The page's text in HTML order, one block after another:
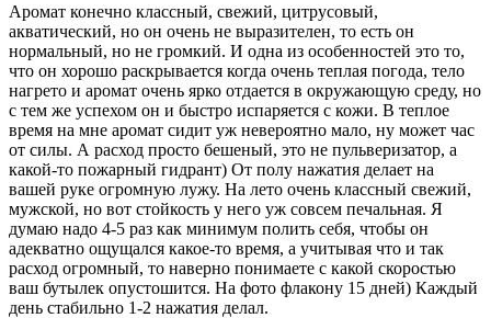
Аромат конечно классный, свежий, цитрусовый,
акватический, но он очень не выразителен, то есть он
нормальный, но не громкий. И одна из особенностей это то,
что он хорошо раскрывается когда очень теплая погода, тело
нагрето и аромат очень ярко отдается в окружающую среду, но
с тем же успехом он и быстро испаряется с кожи. В теплое
время на мне аромат сидит уж невероятно мало, ну может час
от силы. А расход просто бешеный, это не пульверизатор, а
какой-то пожарный гидрант) От полу нажатия делает на
вашей руке огромную лужу. На лето очень классный свежий,
мужской, но вот стойкость у него уж совсем печальная. Я
думаю надо 4-5 раз как минимум полить себя, чтобы он
адекватно ощущался какое-то время, а учитывая что и так
расход огромный, то наверно понимаете с какой скоростью
ваш бутылек опустошится. На фото флакону 15 дней) Каждый
день стабильно 1-2 нажатия делал.